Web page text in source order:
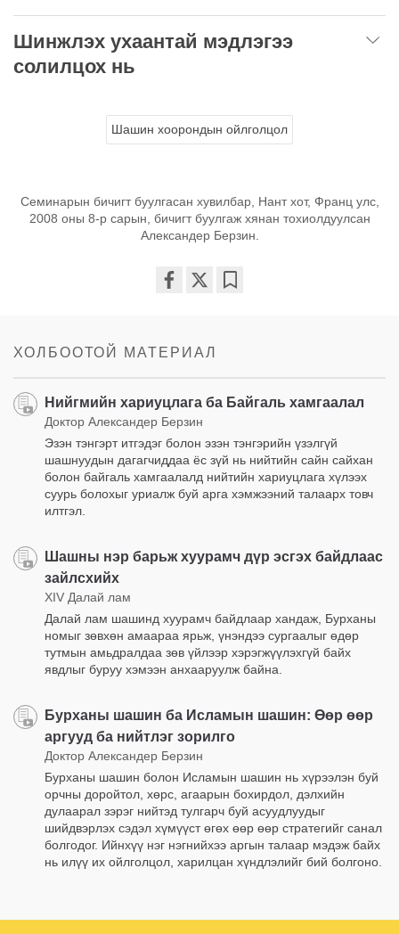
Шинжлэх ухаантай мэдлэгээ
солилцох нь
Шашин хоорондын ойлголцол
Семинарын бичигт буулгасан хувилбар, Нант хот, Франц улс,
2008 оны 8-р сарын, бичигт буулгаж хянан тохиолдуулсан
Александер Берзин.
ХОЛБООТОЙ МАТЕРИАЛ
Нийгмийн хариуцлага ба Байгаль хамгаалал
Доктор Александер Берзин
Эзэн тэнгэрт итгэдэг болон эзэн тэнгэрийн үзэлгүй
шашнуудын дагагчиддаа ёс зүй нь нийтийн сайн сайхан
болон байгаль хамгаалалд нийтийн хариуцлага хүлээх
суурь болохыг уриалж буй арга хэмжээний талаарх товч
илтгэл.
Шашны нэр барьж хуурамч дүр эсгэх байдлаас
зайлсхийх
XIV Далай лам
Далай лам шашинд хуурамч байдлаар хандаж, Бурханы
номыг зөвхөн амаараа ярьж, үнэндээ сургаалыг өдөр
тутмын амьдралдаа зөв үйлээр хэрэгжүүлэхгүй байх
явдлыг буруу хэмээн анхааруулж байна.
Бурханы шашин ба Исламын шашин: Өөр өөр
аргууд ба нийтлэг зорилго
Доктор Александер Берзин
Бурханы шашин болон Исламын шашин нь хүрээлэн буй
орчны доройтол, хөрс, агаарын бохирдол, дэлхийн
дулаарал зэрэг нийтэд тулгарч буй асуудлуудыг
шийдвэрлэх сэдэл хүмүүст өгөх өөр өөр стратегийг санал
болгодог. Ийнхүү нэг нэгнийхээ аргын талаар мэдэж байх
нь илүү их ойлголцол, харилцан хүндлэлийг бий болгоно.